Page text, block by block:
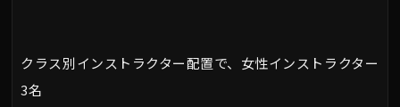
クラス別インストラクター配置で、女性インストラクター
3名